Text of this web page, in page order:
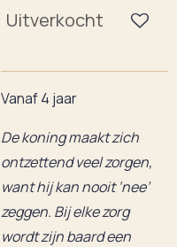
Uitverkocht
Vanaf 4 jaar
De koning maakt zich
ontzettend veel zorgen,
want hij kan nooit ‘nee’
zeggen. Bij elke zorg
wordt zijn baard een